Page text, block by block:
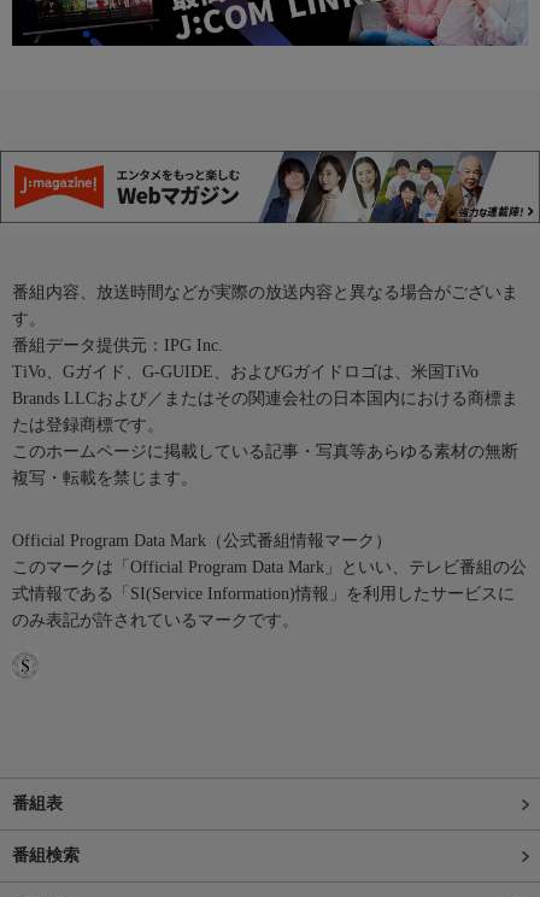
番組内容、放送時間などが実際の放送内容と異なる場合がございま
す。
番組データ提供元：IPG Inc.
TiVo、Gガイド、G-GUIDE、およびGガイドロゴは、米国TiVo
Brands LLCおよび／またはその関連会社の日本国内における商標ま
たは登録商標です。
このホームページに掲載している記事・写真等あらゆる素材の無断
複写・転載を禁じます。
Official Program Data Mark（公式番組情報マーク）
このマークは「Official Program Data Mark」といい、テレビ番組の公
式情報である「SI(Service Information)情報」を利用したサービスに
のみ表記が許されているマークです。
番組表
番組検索